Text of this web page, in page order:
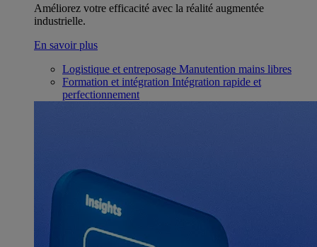
Améliorez votre efficacité avec la réalité augmentée
industrielle.
En savoir plus
Logistique et entreposage Manutention mains libres
Formation et intégration Intégration rapide et
perfectionnement